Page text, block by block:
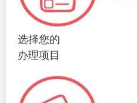
选择您的
办理项目